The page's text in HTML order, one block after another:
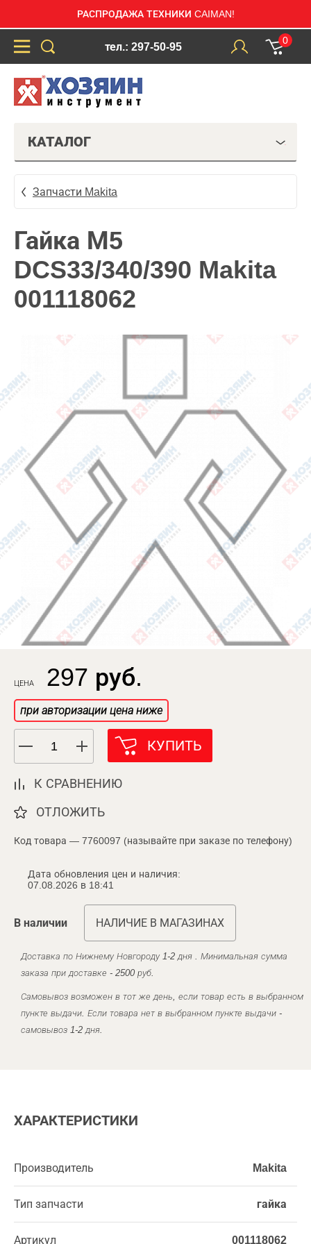
РАСПРОДАЖА ТЕХНИКИ CAIMAN!
тел.: 297-50-95
0
КАТАЛОГ
Запчасти Makita
Гайка М5
DCS33/340/390 Makita
001118062
ЦЕНА 297 руб.
при авторизации цена ниже
КУПИТЬ
К СРАВНЕНИЮ
ОТЛОЖИТЬ
Код товара — 7760097 (называйте при заказе по телефону)
Дата обновления цен и наличия:
07.08.2026 в 18:41
В наличии НАЛИЧИЕ В МАГАЗИНАХ
Доставка по Нижнему Новгороду 1-2 дня . Минимальная сумма
заказа при доставке - 2500 руб.
Самовывоз возможен в тот же день, если товар есть в выбранном
пункте выдачи. Если товара нет в выбранном пункте выдачи -
самовывоз 1-2 дня.
ХАРАКТЕРИСТИКИ
Производитель Makita
Тип запчасти гайка
Артикул 001118062